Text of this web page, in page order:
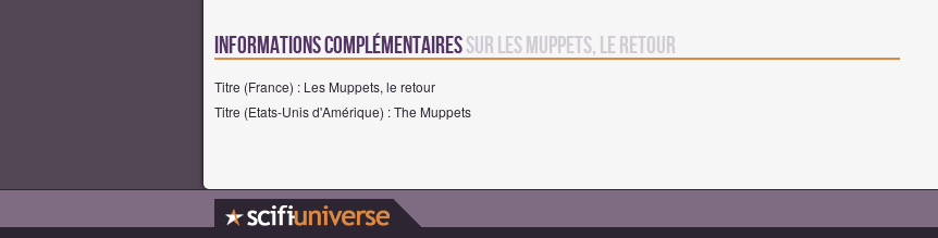
Informations complémentairessur Les Muppets, le retour
Titre (France) : Les Muppets, le retour
Titre (Etats-Unis d'Amérique) : The Muppets